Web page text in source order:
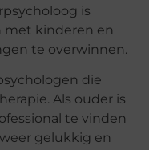
is
met kinderen en
te overwinnen.
die
Als ouder is
te vinden
gelukkig en